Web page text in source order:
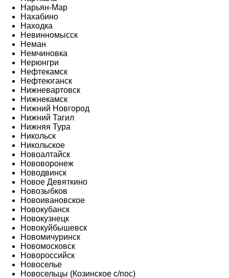
Нарьян-Мар
Нахабино
Находка
Невинномысск
Неман
Немчиновка
Нерюнгри
Нефтекамск
Нефтеюганск
Нижневартовск
Нижнекамск
Нижний Новгород
Нижний Тагил
Нижняя Тура
Никольск
Никольское
Новоалтайск
Нововоронеж
Новодвинск
Новое Девяткино
Новозыбков
Новоивановское
Новокубанск
Новокузнецк
Новокуйбышевск
Новомичуринск
Новомосковск
Новороссийск
Новоселье
Новосельцы (Козинское с/пос)